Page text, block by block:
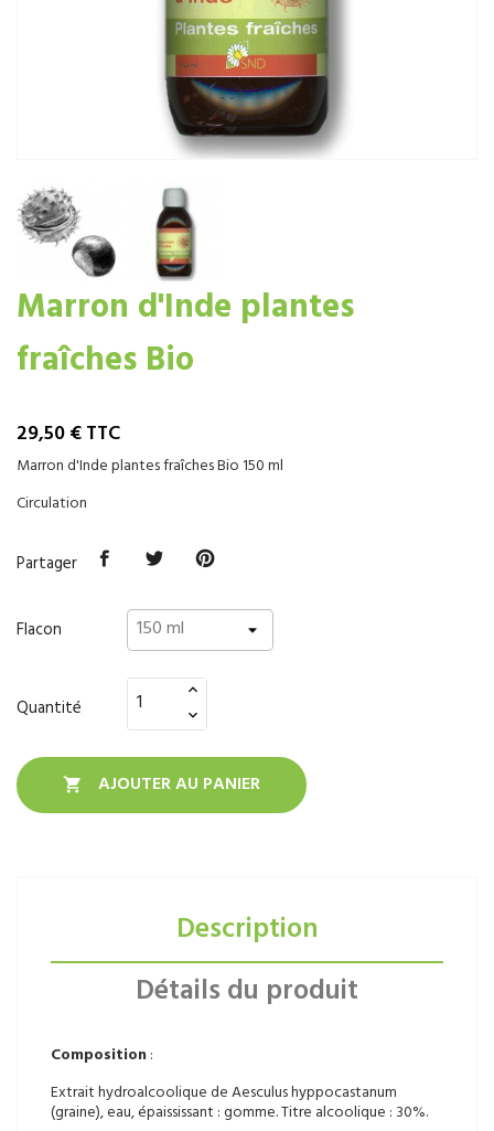
Marron d'Inde plantes
fraîches Bio
29,50 €TTC
Marron d'Inde plantes fraîches Bio 150 ml
Circulation
Partager
Flacon
Quantité
 AJOUTER AU PANIER
Description
Détails du produit
Composition:
Extrait hydroalcoolique de Aesculus hyppocastanum
(graine), eau, épaississant : gomme. Titre alcoolique : 30%.